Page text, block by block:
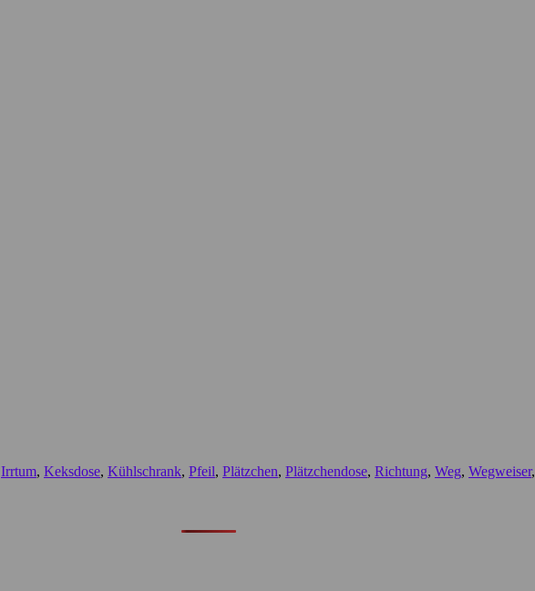
Irrtum, Keksdose, Kühlschrank, Pfeil, Plätzchen, Plätzchendose, Richtung, Weg, Wegweiser,